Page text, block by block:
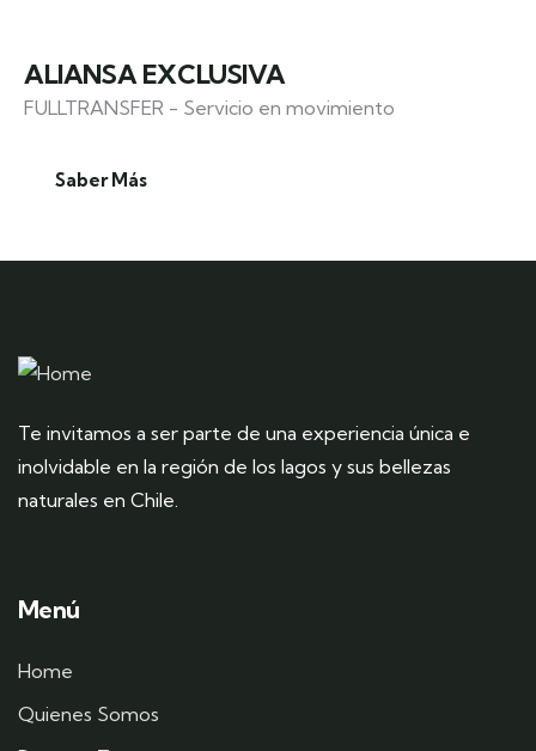
ALIANSA EXCLUSIVA
FULLTRANSFER - Servicio en movimiento
Saber Más
Te invitamos a ser parte de una experiencia única e
inolvidable en la región de los lagos y sus bellezas
naturales en Chile.
Menú
Home
Quienes Somos